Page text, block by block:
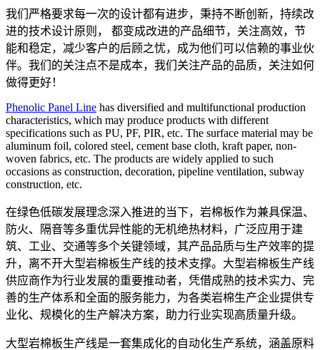
我们严格要求每一次的设计都有进步，秉持不断创新，持续改
进的技术设计原则， 都变成改进的产品细节，关注高效，节
能和稳定，减少客户的后顾之忧，成为他们可以信赖的事业伙
伴。我们的关注点不是成本，我们关注产品的品质，关注如何
做得更好！
Phenolic Panel Line has diversified and multifunctional production
characteristics, which may produce products with different
specifications such as PU, PF, PIR, etc. The surface material may be
aluminum foil, colored steel, cement base cloth, kraft paper, non-
woven fabrics, etc. The products are widely applied to such
occasions as construction, decoration, pipeline ventilation, subway
construction, etc.
在绿色低碳发展理念深入推进的当下，岩棉板作为兼具保温、
防火、隔音等多重优异性能的无机绝热材料，广泛应用于建
筑、工业、交通等多个关键领域，其产品品质与生产效率的提
升，离不开大型岩棉板生产线的技术支撑。大型岩棉板生产线
供应商作为行业发展的重要推动者，凭借成熟的技术实力、完
善的生产体系和全面的服务能力，为各类岩棉生产企业提供专
业化、规模化的生产解决方案，助力行业实现高质量升级。
大型岩棉板生产线是一套集成化的自动化生产系统，涵盖原料